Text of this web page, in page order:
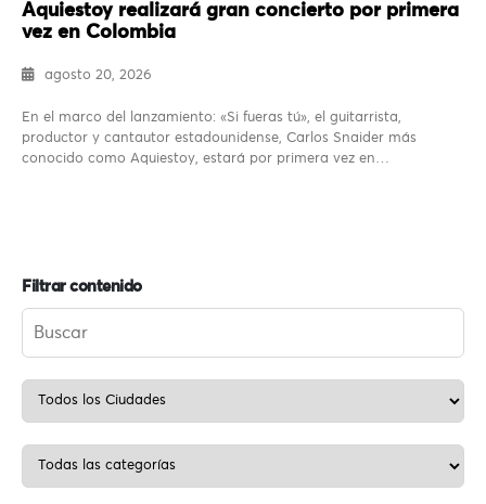
Aquiestoy realizará gran concierto por primera
vez en Colombia
agosto 20, 2026
En el marco del lanzamiento: «Si fueras tú», el guitarrista,
productor y cantautor estadounidense, Carlos Snaider más
conocido como Aquiestoy, estará por primera vez en…
Filtrar contenido